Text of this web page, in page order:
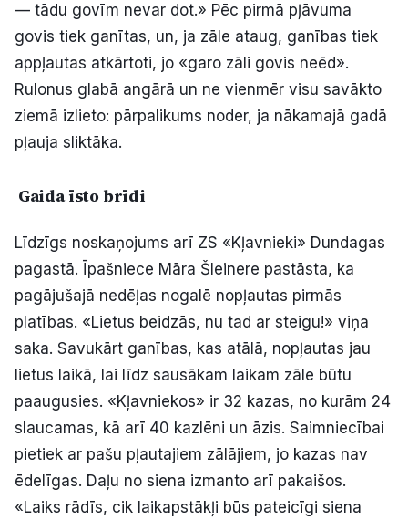
— tādu govīm nevar dot.» Pēc pirmā pļāvuma
govis tiek ganītas, un, ja zāle ataug, ganības tiek
appļautas atkārtoti, jo «garo zāli govis neēd».
Rulonus glabā angārā un ne vienmēr visu savākto
ziemā izlieto: pārpalikums noder, ja nākamajā gadā
pļauja sliktāka.
Gaida īsto brīdi
Līdzīgs noskaņojums arī ZS «Kļavnieki» Dundagas
pagastā. Īpašniece Māra Šleinere pastāsta, ka
pagājušajā nedēļas nogalē nopļautas pirmās
platības. «Lietus beidzās, nu tad ar steigu!» viņa
saka. Savukārt ganības, kas atālā, nopļautas jau
lietus laikā, lai līdz sausākam laikam zāle būtu
paaugusies. «Kļavniekos» ir 32 kazas, no kurām 24
slaucamas, kā arī 40 kazlēni un āzis. Saimniecībai
pietiek ar pašu pļautajiem zālājiem, jo kazas nav
ēdelīgas. Daļu no siena izmanto arī pakaišos.
«Laiks rādīs, cik laikapstākļi būs pateicīgi siena